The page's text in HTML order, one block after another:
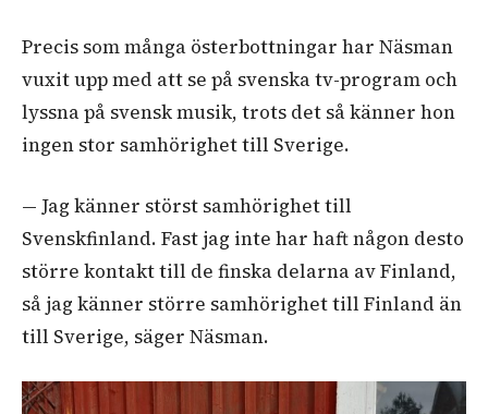
Precis som många österbottningar har Näsman
vuxit upp med att se på svenska tv-program och
lyssna på svensk musik, trots det så känner hon
ingen stor samhörighet till Sverige.
— Jag känner störst samhörighet till
Svenskfinland. Fast jag inte har haft någon desto
större kontakt till de finska delarna av Finland,
så jag känner större samhörighet till Finland än
till Sverige, säger Näsman.